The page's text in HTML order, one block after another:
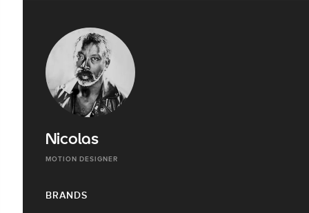
Nicolas
MOTION DESIGNER
BRANDS